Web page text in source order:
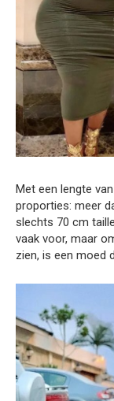
Met een lengte
proporties: meer
slechts 70 cm
vaak voor, maar
zien, is een moed